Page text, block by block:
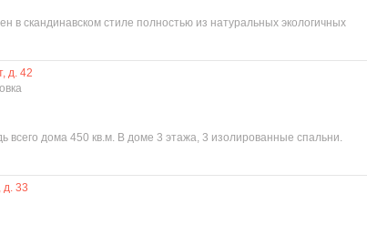
скандинавском стиле полностью из натуральных экологичных
д. 42
дома 450 кв.м. В доме 3 этажа, 3 изолированные спальни.
д. 33